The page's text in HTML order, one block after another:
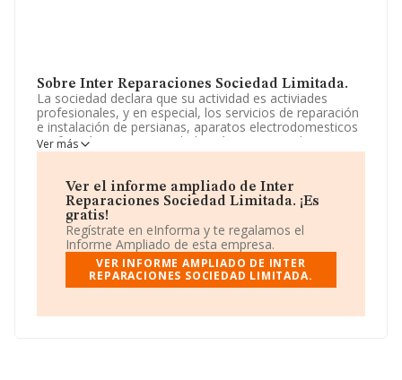
Sobre Inter Reparaciones Sociedad Limitada.
La sociedad declara que su actividad es activiades
profesionales, y en especial, los servicios de reparación
e instalación de persianas, aparatos electrodomesticos
e informáticos. La sociedad está inscrita en el Registro
Mercantil como Sociedad Limitada. Tiene CNAE: 4101 -
exteriores.
Dentro del ranking de empresas elaborado por
INFORMA, atendiendo a los niveles de facturación de la
compañía, se destaca que: ha perdido hasta 1.414
puestos en 2024, pasando del puesto 15.173 al 16.587.
En el ranking del sector, delante de la empresa están
compañías como, por ejemplo:Gestio Integral de
Constructives I Tecniques Sociedad Limitada; en
Ver más
Ver el informe ampliado de Inter
Reparaciones Sociedad Limitada. ¡Es
gratis!
Regístrate en eInforma y te regalamos el
Informe Ampliado de esta empresa.
VER INFORME AMPLIADO DE INTER
REPARACIONES SOCIEDAD LIMITADA.